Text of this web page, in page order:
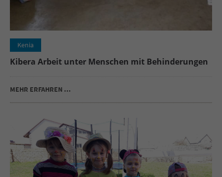
Kenia
Kibera Arbeit unter Menschen mit Behinderungen
MEHR ERFAHREN …